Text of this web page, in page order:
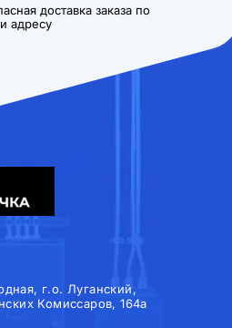
доставка заказа по
адресу
г.о. Луганский,
Комиссаров, 164а